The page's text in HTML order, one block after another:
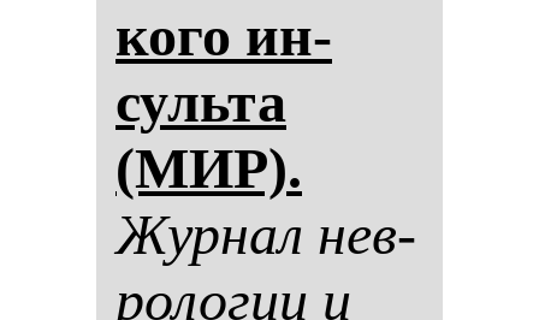
ко­го ин­
суль­та
(МИР).
Жур­нал нев­
ро­ло­гии и